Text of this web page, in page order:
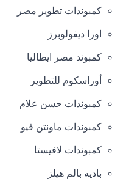
كمبوندات تطوير مصر
اورا ديفولوبرز
كمبوند مصر ايطاليا
أوراسكوم للتطوير
كمبوندات حسن علام
كمبوندات ماونتن فيو
كمبوندات لافيستا
باديه بالم هيلز